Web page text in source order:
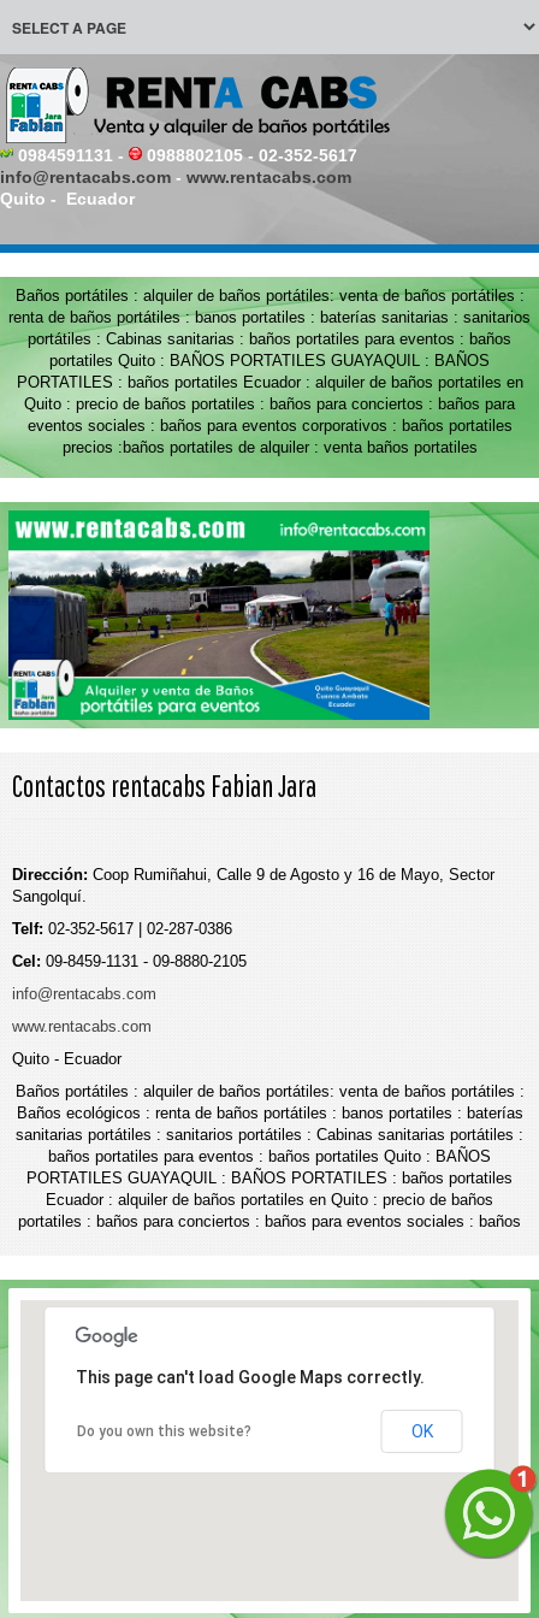
0984591131 -
0988802105 - 02-352-5617
info@rentacabs.com - www.rentacabs.com
Quito - Ecuador
Baños portátiles : alquiler de baños portátiles: venta de baños portátiles :
renta de baños portátiles : banos portatiles : baterías sanitarias : sanitarios
portátiles : Cabinas sanitarias : baños portatiles para eventos : baños
portatiles Quito : BAÑOS PORTATILES GUAYAQUIL : BAÑOS
PORTATILES : baños portatiles Ecuador : alquiler de baños portatiles en
Quito : precio de baños portatiles : baños para conciertos : baños para
eventos sociales : baños para eventos corporativos : baños portatiles
precios :baños portatiles de alquiler : venta baños portatiles
Contactos rentacabs Fabian Jara
Dirección: Coop Rumiñahui, Calle 9 de Agosto y 16 de Mayo, Sector
Sangolquí.
Telf: 02-352-5617 | 02-287-0386
Cel: 09-8459-1131 - 09-8880-2105
info@rentacabs.com
www.rentacabs.com
Quito - Ecuador
Baños portátiles : alquiler de baños portátiles: venta de baños portátiles :
Baños ecológicos : renta de baños portátiles : banos portatiles : baterías
sanitarias portátiles : sanitarios portátiles : Cabinas sanitarias portátiles :
baños portatiles para eventos : baños portatiles Quito : BAÑOS
PORTATILES GUAYAQUIL : BAÑOS PORTATILES : baños portatiles
Ecuador : alquiler de baños portatiles en Quito : precio de baños
portatiles : baños para conciertos : baños para eventos sociales : baños
This page can't load Google Maps correctly.
Do you own this website? OK